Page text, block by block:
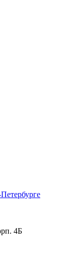
4Б